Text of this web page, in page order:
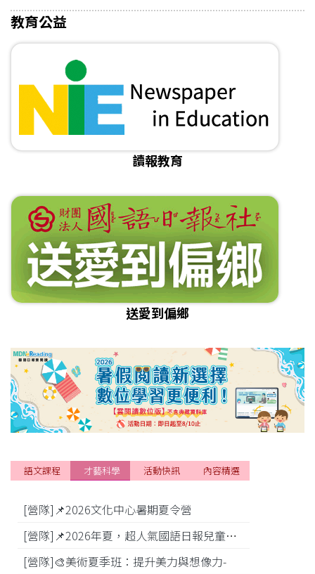
教育公益
讀報教育
送愛到偏鄉
[營隊]📌2026文化中心暑期夏令營
[營隊]📌2026年夏，超人氣國語日報兒童商學院搶先報！
[營隊]🎨美術夏季班：提升美力與想像力-
語文課程 才藝科學 活動快訊 內容精選